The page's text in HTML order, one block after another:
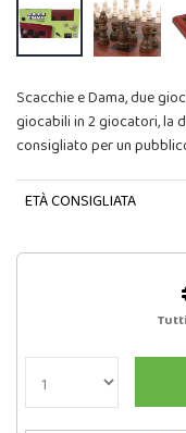
Scacchie e Dama, due
giocabili in 2 giocatori, la
consigliato per un
ETÀ CONSIGLIATA